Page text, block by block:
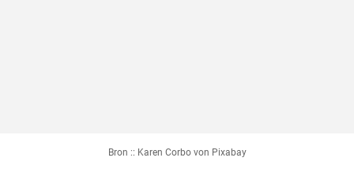
Bron :: Karen Corbo von Pixabay